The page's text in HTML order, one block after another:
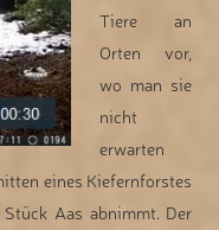
Tiere an
Orten vor,
wo man sie
nicht
erwarten
eines Kiefernforstes
Aas abnimmt. Der